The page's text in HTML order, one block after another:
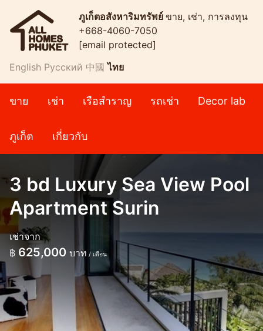
ภูเก็ตอสังหาริมทรัพย์ ขาย, เช่า, การลงทุน
+668-4060-7050
[email protected]
English Русский 中國 ไทย
ขาย เช่า เรือสำราญ รถเช่า Decor lab
ภูเก็ต เกี่ยวกับ
3 bd Luxury Sea View Pool
Apartment Surin
เช่าจาก
฿ 625,000 บาท / เดือน